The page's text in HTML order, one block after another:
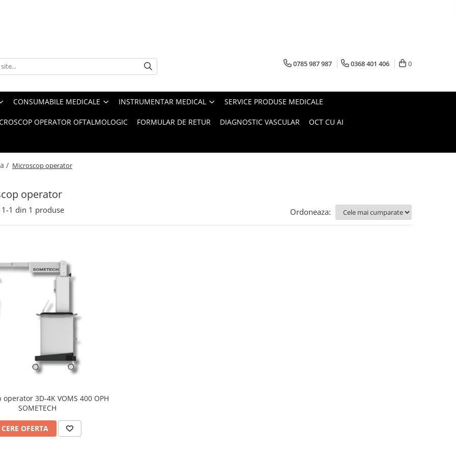
0785 987 987 0368 401 406 0
CONSUMABILE MEDICALE INSTRUMENTAR MEDICAL SERVICE PRODUSE MEDICALE
OPERATOR OFTALMOLOGIC FORMULAR DE RETUR DIAGNOSTIC VASCULAR OCT CU AI
/ Microscop operator
operator
1-1 din 1 produse Ordoneaza:
operator 3D-4K VOMS 400 OPH
SOMETECH
CERE OFERTA